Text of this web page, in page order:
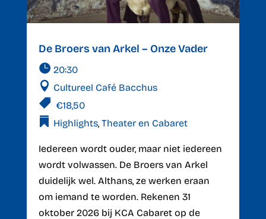
De Broers van Arkel – Onze Vader
20:30
Cultureel Café Bacchus
€18,50
Highlights, Theater en Cabaret
Iedereen wordt ouder, maar niet iedereen
wordt volwassen. De Broers van Arkel
duidelijk wel. Althans, ze werken eraan
om iemand te worden. Rekenen 31
oktober 2026 bij KCA Cabaret op de